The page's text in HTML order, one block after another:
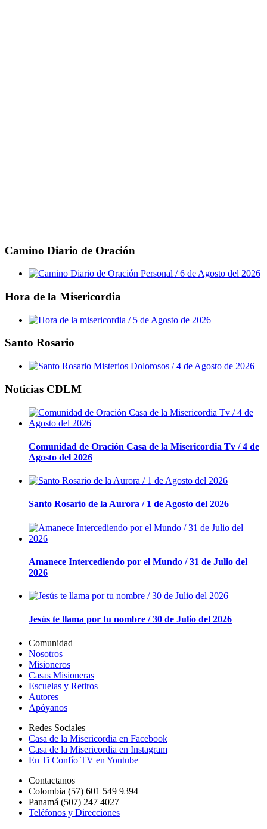
Camino Diario de Oración
Hora de la Misericordia
Santo Rosario
Noticias CDLM
Comunidad de Oración Casa de la Misericordia Tv / 4 de
Agosto del 2026
Santo Rosario de la Aurora / 1 de Agosto del 2026
Amanece Intercediendo por el Mundo / 31 de Julio del
2026
Jesús te llama por tu nombre / 30 de Julio del 2026
Comunidad
Nosotros
Misioneros
Casas Misioneras
Escuelas y Retiros
Autores
Apóyanos
Redes Sociales
Casa de la Misericordia en Facebook
Casa de la Misericordia en Instagram
En Ti Confío TV en Youtube
Contactanos
Colombia (57) 601 549 9394
Panamá (507) 247 4027
Teléfonos y Direcciones